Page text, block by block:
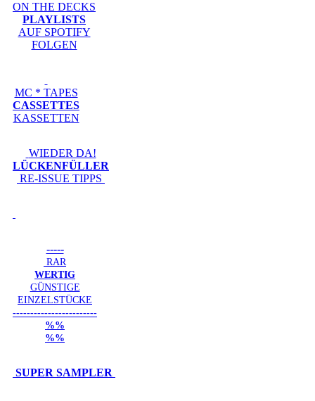
ON THE DECKS
PLAYLISTS
AUF SPOTIFY
FOLGEN
MC * TAPES
CASSETTES
KASSETTEN
WIEDER DA!
LÜCKENFÜLLER
RE-ISSUE TIPPS
-----
RAR
WERTIG
GÜNSTIGE
EINZELSTÜCKE
------------------------
%%
%%
SUPER SAMPLER